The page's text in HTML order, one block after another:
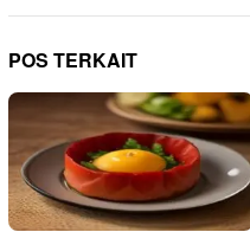
POS TERKAIT